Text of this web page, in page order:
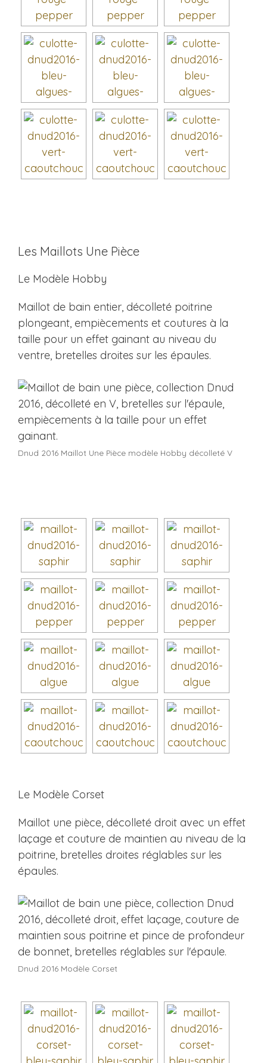
Les Maillots Une Pièce
Le Modèle Hobby
Maillot de bain entier, décolleté poitrine
plongeant, empiècements et coutures à la
taille pour un effet gainant au niveau du
ventre, bretelles droites sur les épaules.
Dnud 2016 Maillot Une Pièce modèle Hobby décolleté V
Le Modèle Corset
Maillot une pièce, décolleté droit avec un effet
laçage et couture de maintien au niveau de la
poitrine, bretelles droites réglables sur les
épaules.
Dnud 2016 Modèle Corset